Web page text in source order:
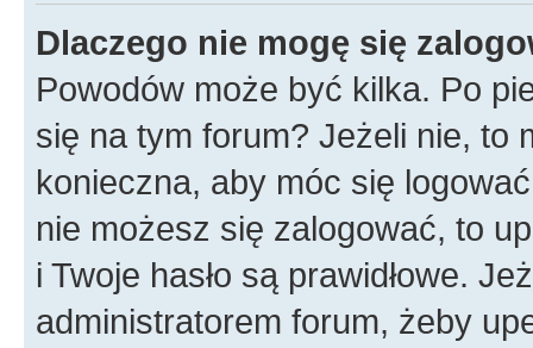
Dlaczego nie mogę się
Powodów może być kilka. Po
się na tym forum? Jeżeli nie, to
konieczna, aby móc się
nie możesz się zalogować, to
i Twoje hasło są prawidłowe.
administratorem forum, żeby